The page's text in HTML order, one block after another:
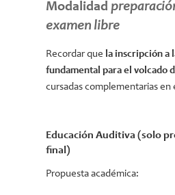
Modalidad
examen libre
Recordar que la inscripción a
fundamental para el volcado
cursadas complementarias en
Educación Auditiva (solo
final)
Propuesta académica: